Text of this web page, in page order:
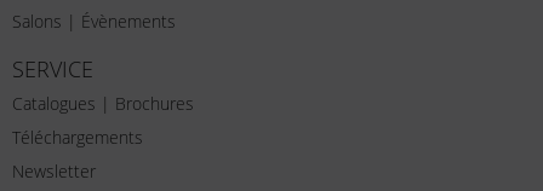
Salons | Évènements
SERVICE
Catalogues | Brochures
Téléchargements
Newsletter